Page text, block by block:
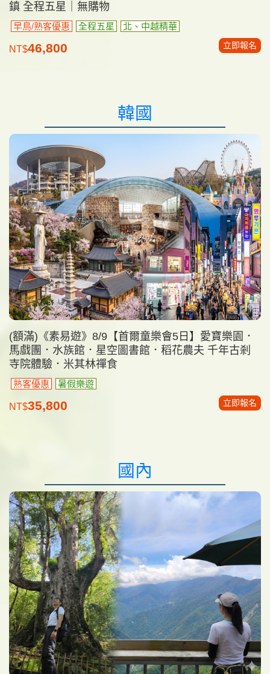
鎮 全程五星｜無購物
早鳥/熟客優惠 全程五星 北、中越精華
NT$46,800 立即報名
韓國
(額滿)《素易遊》8/9【首爾童樂會5日】愛寶樂園．
馬戲團．水族館．星空圖書館．稻花農夫 千年古剎
寺院體驗．米其林禪食
熟客優惠 暑假樂遊
NT$35,800 立即報名
國內